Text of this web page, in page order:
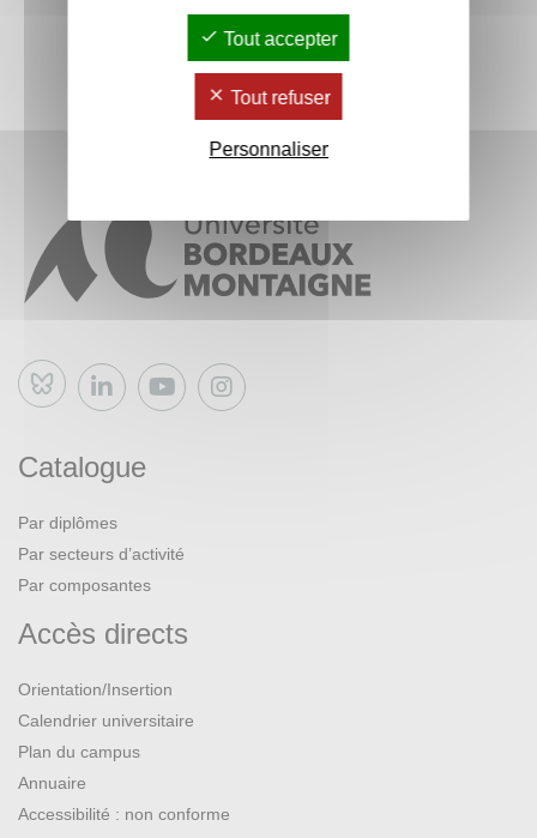
Bluesky
Catalogue
Par diplômes
Par secteurs d’activité
Par composantes
Accès directs
Orientation/Insertion
Calendrier universitaire
Plan du campus
Annuaire
Accessibilité : non conforme
Tout accepter
Tout refuser
Personnaliser